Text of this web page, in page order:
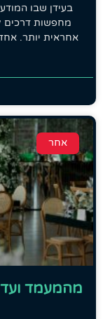
בעידן שבו
מחפשות דרכים
אחראית יותר.
אחר
מהמעמד ועד